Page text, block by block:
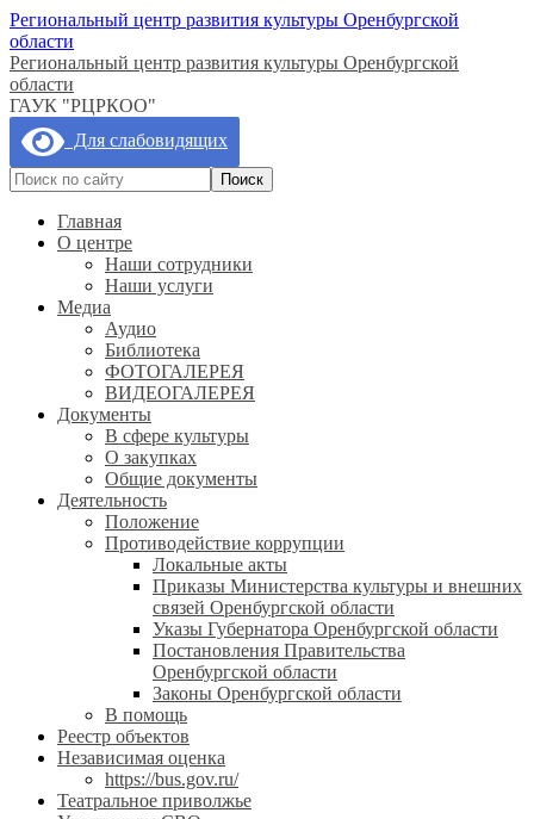
Региональный центр развития культуры Оренбургской
области
Региональный центр развития культуры Оренбургской
области
ГАУК "РЦРКОО"
Для слабовидящих
Главная
О центре
Наши сотрудники
Наши услуги
Медиа
Аудио
Библиотека
ФОТОГАЛЕРЕЯ
ВИДЕОГАЛЕРЕЯ
Документы
В сфере культуры
О закупках
Общие документы
Деятельность
Положение
Противодействие коррупции
Локальные акты
Приказы Министерства культуры и внешних
связей Оренбургской области
Указы Губернатора Оренбургской области
Постановления Правительства
Оренбургской области
Законы Оренбургской области
В помощь
Реестр объектов
Независимая оценка
https://bus.gov.ru/
Театральное приволжье